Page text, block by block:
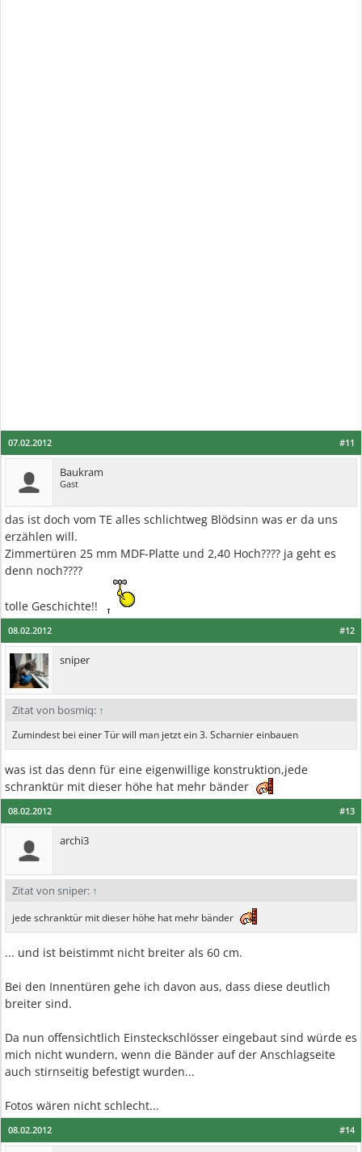
#11
07.02.2012
Baukram
Gast
das ist doch vom TE alles schlichtweg Blödsinn was er da uns
erzählen will.
Zimmertüren 25 mm MDF-Platte und 2,40 Hoch???? ja geht es
denn noch????
tolle Geschichte!!
#12
08.02.2012
sniper
Zitat von bosmiq: ↑
Zumindest bei einer Tür will man jetzt ein 3. Scharnier einbauen
was ist das denn für eine eigenwillige konstruktion,jede
schranktür mit dieser höhe hat mehr bänder
#13
08.02.2012
archi3
Zitat von sniper: ↑
jede schranktür mit dieser höhe hat mehr bänder
... und ist beistimmt nicht breiter als 60 cm.
Bei den Innentüren gehe ich davon aus, dass diese deutlich
breiter sind.
Da nun offensichtlich Einsteckschlösser eingebaut sind würde es
mich nicht wundern, wenn die Bänder auf der Anschlagseite
auch stirnseitig befestigt wurden...
Fotos wären nicht schlecht...
#14
08.02.2012